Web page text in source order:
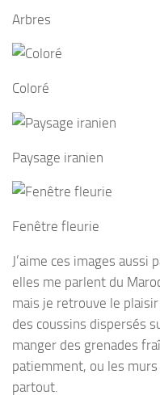
Arbres
Coloré
Paysage iranien
Fenêtre fleurie
J’aime ces images aussi
elles me parlent du
mais je retrouve le
des coussins dispersés
manger des grenades
patiemment, ou les
partout.